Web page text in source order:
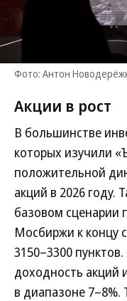
Фото: Антон
Акции в рост
В большинстве
которых изучили
положительной
акций в 2026 году.
базовом сценарии
Мосбиржи к концу
3150–3300
доходность
в диапазоне